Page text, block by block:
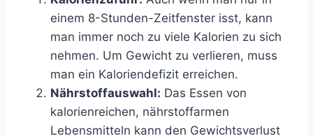
einem 8-Stunden-Zeitfenster isst, kann
man immer noch zu viele Kalorien zu sich
nehmen. Um Gewicht zu verlieren, muss
man ein Kaloriendefizit erreichen.
Nährstoffauswahl: Das Essen von
kalorienreichen, nährstoffarmen
Lebensmitteln kann den Gewichtsverlust